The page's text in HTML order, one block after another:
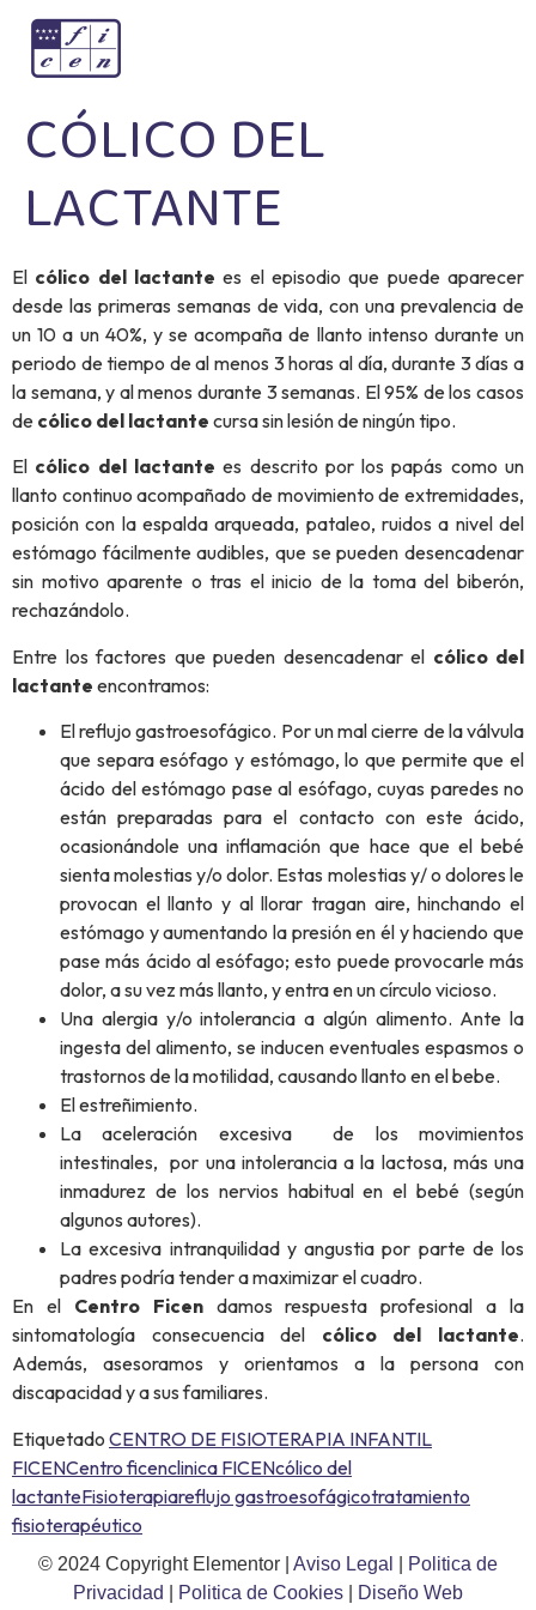
CÓLICO DEL
LACTANTE
El cólico del lactante es el episodio que puede aparecer
desde las primeras semanas de vida, con una prevalencia de
un 10 a un 40%, y se acompaña de llanto intenso durante un
periodo de tiempo de al menos 3 horas al día, durante 3 días a
la semana, y al menos durante 3 semanas. El 95% de los casos
de cólico del lactante cursa sin lesión de ningún tipo.
El cólico del lactantees descrito por los papás como un
llanto continuo acompañado de movimiento de extremidades,
posición con la espalda arqueada, pataleo, ruidos a nivel del
estómago fácilmente audibles, que se pueden desencadenar
sin motivo aparente o tras el inicio de la toma del biberón,
rechazándolo.
Entre los factores que pueden desencadenar el cólico del
lactante encontramos:
El reflujo gastroesofágico. Por un mal cierre de la válvula
que separa esófago y estómago, lo que permite que el
ácido del estómago pase al esófago, cuyas paredes no
están preparadas para el contacto con este ácido,
ocasionándole una inflamación que hace que el bebé
sienta molestias y/o dolor. Estas molestias y/ o dolores le
provocan el llanto y al llorar tragan aire, hinchando el
estómago y aumentando la presión en él y haciendo que
pase más ácido al esófago; esto puede provocarle más
dolor, a su vez más llanto, y entra en un círculo vicioso.
Una alergia y/o intolerancia a algún alimento. Ante la
ingesta del alimento, se inducen eventuales espasmos o
trastornos de la motilidad, causando llanto en el bebe.
El estreñimiento.
La aceleración excesiva de los movimientos
intestinales, por una intolerancia a la lactosa, más una
inmadurez de los nervios habitual en el bebé (según
algunos autores).
La excesiva intranquilidad y angustia por parte de los
padres podría tender a maximizar el cuadro.
En el Centro Ficendamos respuesta profesional a la
sintomatología consecuencia del cólico del lactante.
Además, asesoramos y orientamos a la persona con
discapacidad y a sus familiares.
Etiquetado CENTRO DE FISIOTERAPIA INFANTIL
FICENCentro ficenclinica FICENcólico del
lactanteFisioterapiareflujo gastroesofágicotratamiento
fisioterapéutico
© 2024 Copyright Elementor | Aviso Legal
Politica de
Privacidad
Politica de Cookies Diseño Web